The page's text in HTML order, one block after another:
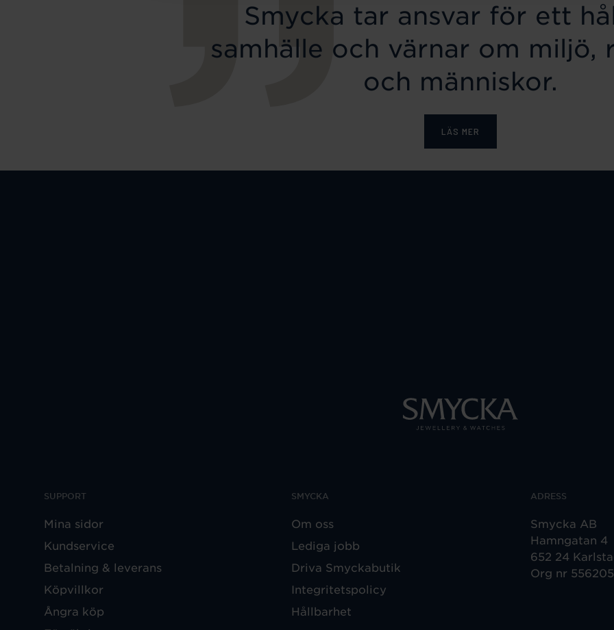
Smycka tar ansvar för ett
samhälle och värnar om miljö,
och människor.
LÄS MER
SUPPORT
Mina sidor
Kundservice
Betalning & leverans
Köpvillkor
Ångra köp
SMYCKA
Om oss
Lediga jobb
Driva Smyckabutik
Integritetspolicy
Hållbarhet
ADRESS
Smycka AB
Hamngatan 4
652 24
Org nr